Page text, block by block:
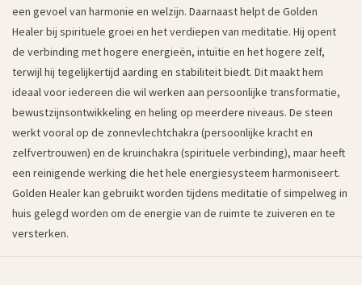
een gevoel van harmonie en welzijn. Daarnaast helpt de Golden
Healer bij spirituele groei en het verdiepen van meditatie. Hij opent
de verbinding met hogere energieën, intuïtie en het hogere zelf,
terwijl hij tegelijkertijd aarding en stabiliteit biedt. Dit maakt hem
ideaal voor iedereen die wil werken aan persoonlijke transformatie,
bewustzijnsontwikkeling en heling op meerdere niveaus. De steen
werkt vooral op de zonnevlechtchakra (persoonlijke kracht en
zelfvertrouwen) en de kruinchakra (spirituele verbinding), maar heeft
een reinigende werking die het hele energiesysteem harmoniseert.
Golden Healer kan gebruikt worden tijdens meditatie of simpelweg in
huis gelegd worden om de energie van de ruimte te zuiveren en te
versterken.